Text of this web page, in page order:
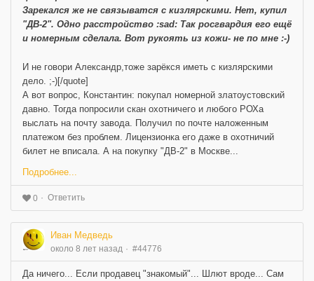
Зарекался же не связыватся с кизлярскими. Нет, купил
"ДВ-2". Одно расстройство :sad: Так росгвардия его ещё
и номерным сделала. Вот рукоять из кожи- не по мне :-)
И не говори Александр,тоже зарёкся иметь с кизлярскими
дело. ;-)[/quote]
А вот вопрос, Константин: покупал номерной златоустовский
давно. Тогда попросили скан охотничего и любого РОХа
выслать на почту завода. Получил по почте наложенным
платежом без проблем. Лицензионка его даже в охотничий
билет не вписала. А на покупку "ДВ-2" в Москве...
Подробнее...
0 Ответить
Иван Медведь
около 8 лет назад #44776
Да ничего... Если продавец "знакомый"... Шлют вроде... Сам